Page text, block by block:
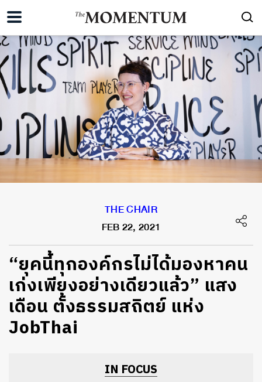
THE CHAIR
FEB 22, 2021
“ยุคนี้ทุกองค์กรไม่ได้มองหาคน
เก่งเพียงอย่างเดียวแล้ว” แสง
เดือน ตั้งธรรมสถิตย์ แห่ง
JobThai
IN FOCUS